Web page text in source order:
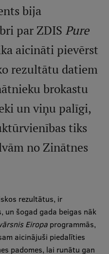
bija
par ZDIS Pure
aicināti pievērst
rezultātu datiem
brokastu
un viņu palīgi,
tiks
no Zinātnes
rezultātus, ir
un šogad gada beigas nāk
Eiropa programmās,
aicinājuši piedalīties
padomes, lai runātu gan